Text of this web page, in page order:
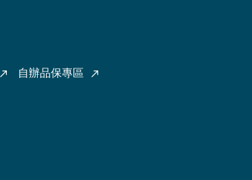
自辦品保專區